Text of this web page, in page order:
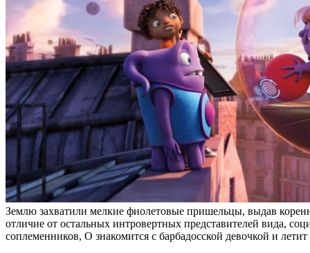
Землю захватили мелкие фиолетовые пришельцы, выдав
отличие от остальных интровертных представителей вида,
соплеменников, О знакомится с барбадосской девочкой и